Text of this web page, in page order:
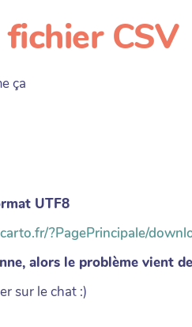
CSV
ça
UTF8
?PagePrincipale/
alors le problème vient
sur le chat :)